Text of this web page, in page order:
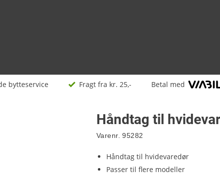
bytteservice Fragt fra kr. 25,- Betal med
Håndtag til
Varenr. 95282
Håndtag til hvidevaredør
Passer til flere modeller